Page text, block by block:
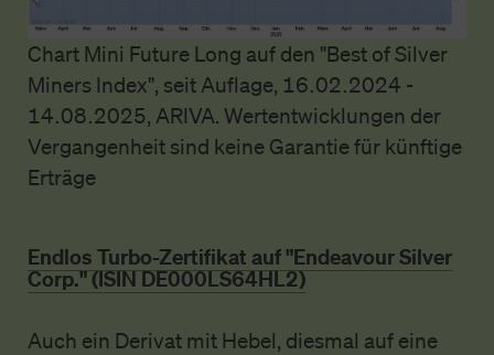
Chart Mini Future Long auf den "Best of Silver
Miners Index", seit Auflage, 16.02.2024 -
14.08.2025, ARIVA. Wertentwicklungen der
Vergangenheit sind keine Garantie für künftige
Erträge
Endlos Turbo-Zertifikat auf "Endeavour Silver
Corp." (ISIN DE000LS64HL2)
Auch ein Derivat mit Hebel, diesmal auf eine